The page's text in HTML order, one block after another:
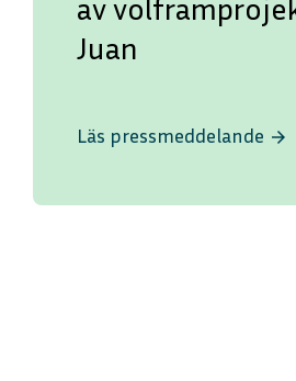
av
Juan
Läs pressmeddelande arrow_forward